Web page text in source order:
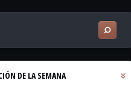
DE LA SEMANA